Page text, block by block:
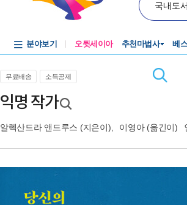
국내도
분야보기 오뒷세이아 추천마법사 베
무료배송 소득공제
익명 작가
알렉산드라 앤드루스 (지은이), 이영아(옮긴이)